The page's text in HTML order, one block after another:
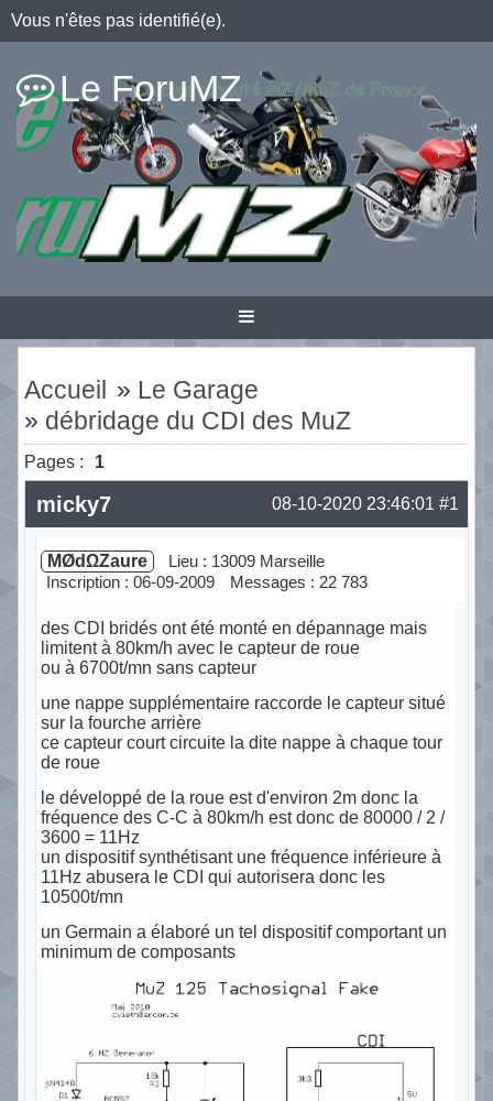
Vous n'êtes pas identifié(e).
Le ForuMZ
Accueil » Le Garage
» débridage du CDI des MuZ
Pages : 1
#1
08-10-2020 23:46:01
micky7
MØdΩZaure
Lieu : 13009 Marseille
Inscription : 06-09-2009
Messages : 22 783
des CDI bridés ont été monté en dépannage mais
limitent à 80km/h avec le capteur de roue
ou à 6700t/mn sans capteur
une nappe supplémentaire raccorde le capteur situé
sur la fourche arrière
ce capteur court circuite la dite nappe à chaque tour
de roue
le développé de la roue est d'environ 2m donc la
fréquence des C-C à 80km/h est donc de 80000 / 2 /
3600 = 11Hz
un dispositif synthétisant une fréquence inférieure à
11Hz abusera le CDI qui autorisera donc les
10500t/mn
un Germain a élaboré un tel dispositif comportant un
minimum de composants